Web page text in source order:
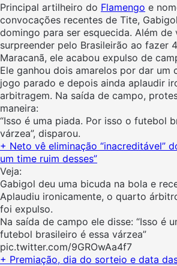
Principal artilheiro do Flamengo e
convocações recentes de Tite,
domingo para ser esquecida. Além de
surpreender pelo Brasileirão ao fazer
Maracanã, ele acabou expulso de
Ele ganhou dois amarelos por dar um
jogo parado e depois ainda aplaudir
arbitragem. Na saída de campo,
maneira:
“Isso é uma piada. Por isso o futebol
várzea”, disparou.
+ Neto vê eliminação “inacreditável”
um time ruim desses”
Veja:
Gabigol deu uma bicuda na bola e
Aplaudiu ironicamente, o quarto
foi expulso.
Na saída de campo ele disse: “Isso é
futebol brasileiro é essa várzea”
pic.twitter.com/9GROwAa4f7
+ Premiação, dia do sorteio e data